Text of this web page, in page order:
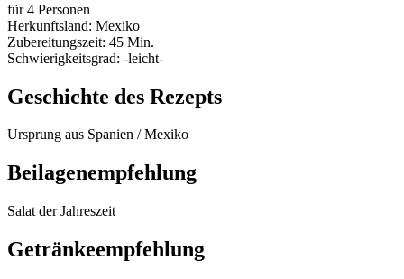
für 4 Personen
Herkunftsland: Mexiko
Zubereitungszeit: 45 Min.
Schwierigkeitsgrad: -leicht-
Geschichte des Rezepts
Ursprung aus Spanien / Mexiko
Beilagenempfehlung
Salat der Jahreszeit
Getränkeempfehlung